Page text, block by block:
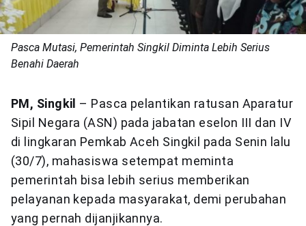
Pasca Mutasi, Pemerintah Singkil Diminta Lebih Serius
Benahi Daerah
PM, Singkil – Pasca pelantikan ratusan Aparatur
Sipil Negara (ASN) pada jabatan eselon III dan IV
di lingkaran Pemkab Aceh Singkil pada Senin lalu
(30/7), mahasiswa setempat meminta
pemerintah bisa lebih serius memberikan
pelayanan kepada masyarakat, demi perubahan
yang pernah dijanjikannya.